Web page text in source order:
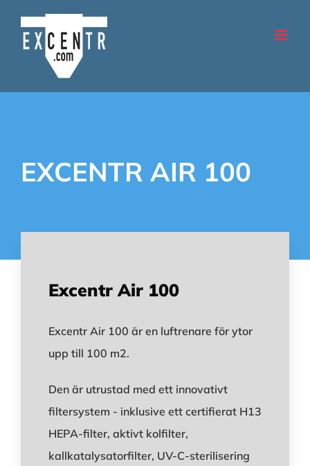
EXCENTR AIR 100
Excentr Air 100
Excentr Air 100 är en luftrenare för ytor
upp till 100 m2.
Den är utrustad med ett innovativt
filtersystem - inklusive ett certifierat H13
HEPA-filter, aktivt kolfilter,
kallkatalysatorfilter, UV-C-sterilisering